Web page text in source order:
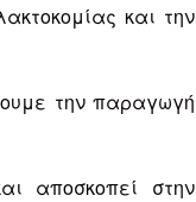
και την
την παραγωγή
αποσκοπεί στην